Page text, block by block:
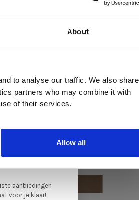
About
to analyse our traffic. We also share
partners who may combine it with
of their services.
Allow all
van
extra voordelig
te stellen,
mag
aanbiedingen
voor je klaar!